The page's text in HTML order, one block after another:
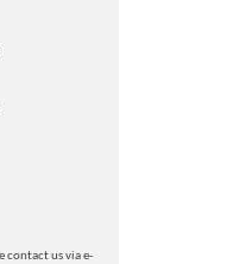
contact us via e-